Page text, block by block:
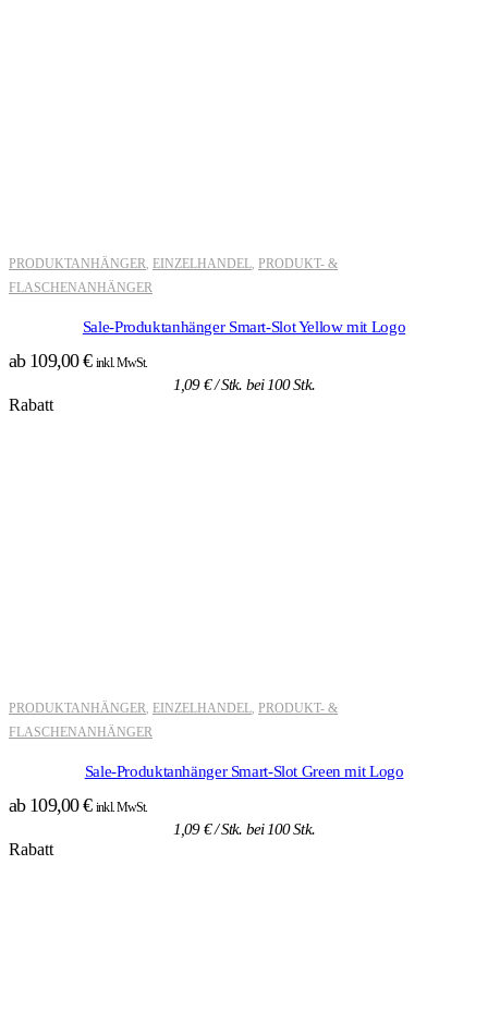
PRODUKTANHÄNGER EINZELHANDEL PRODUKT- &
FLASCHENANHÄNGER
Sale-Produktanhänger Smart-Slot Yellow mit Logo
ab 109,00€ inkl. MwSt.
1,09€/ Stk. bei 100 Stk.
Rabatt
PRODUKTANHÄNGER EINZELHANDEL PRODUKT- &
FLASCHENANHÄNGER
Sale-Produktanhänger Smart-Slot Green mit Logo
ab 109,00€ inkl. MwSt.
1,09€/ Stk. bei 100 Stk.
Rabatt